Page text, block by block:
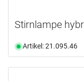
Stirnlampe
Artikel: 21.095.46